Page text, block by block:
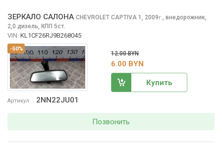
-50%
Артикул 2NN22JU01
ЗЕРКАЛО САЛОНА CHEVROLET CAPTIVA 1, 2009г. внедорожник,
2,0 дизель, КПП 5ст.
VIN: KL1CF26RJ9B268045
12.00 BYN
6.00 BYN
Купить
Позвонить